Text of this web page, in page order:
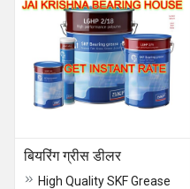
बियरिंग ग्रीस डीलर
High Quality SKF Grease